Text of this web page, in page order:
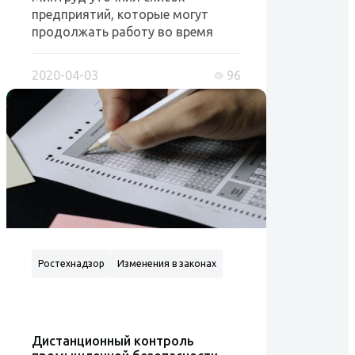
предприятий, которые могут
продолжать работу во время
2020-04-03 96
Ростехнадзор Изменения в законах
Дистанционный контроль